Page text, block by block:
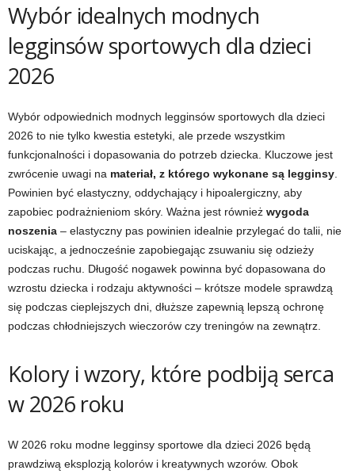
Wybór idealnych modnych
legginsów sportowych dla dzieci
2026
Wybór odpowiednich modnych legginsów sportowych dla dzieci
2026 to nie tylko kwestia estetyki, ale przede wszystkim
funkcjonalności i dopasowania do potrzeb dziecka. Kluczowe jest
zwrócenie uwagi na materiał, z którego wykonane są legginsy
Powinien być elastyczny, oddychający i hipoalergiczny, aby
zapobiec podrażnieniom skóry. Ważna jest również wygoda
noszenia – elastyczny pas powinien idealnie przylegać do talii, nie
uciskając, a jednocześnie zapobiegając zsuwaniu się odzieży
podczas ruchu. Długość nogawek powinna być dopasowana do
wzrostu dziecka i rodzaju aktywności – krótsze modele sprawdzą
się podczas cieplejszych dni, dłuższe zapewnią lepszą ochronę
podczas chłodniejszych wieczorów czy treningów na zewnątrz.
Kolory i wzory, które podbiją serca
w 2026 roku
W 2026 roku modne legginsy sportowe dla dzieci 2026 będą
prawdziwą eksplozją kolorów i kreatywnych wzorów. Obok